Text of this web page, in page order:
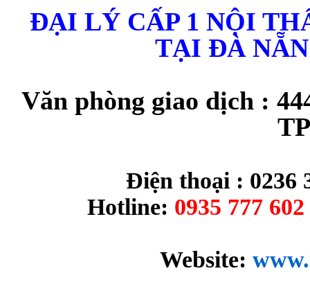
ĐẠI LÝ CẤP 1 NỘI
TẠI ĐÀ
Văn phòng giao dịch :
Điện thoại : 0236
Hotline: 0935 777
Website: